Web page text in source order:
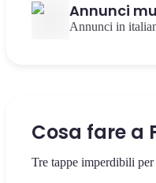
Annunci
Annunci in
Cosa fare a
Tre tappe imperdibili